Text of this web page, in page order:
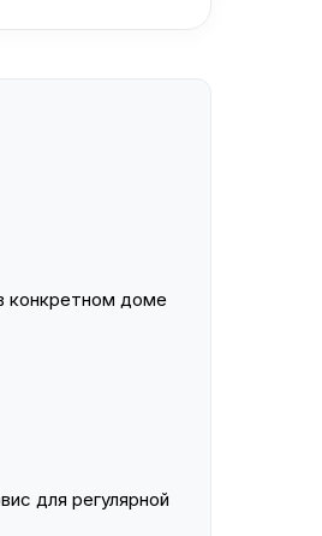
конкретном доме
для регулярной